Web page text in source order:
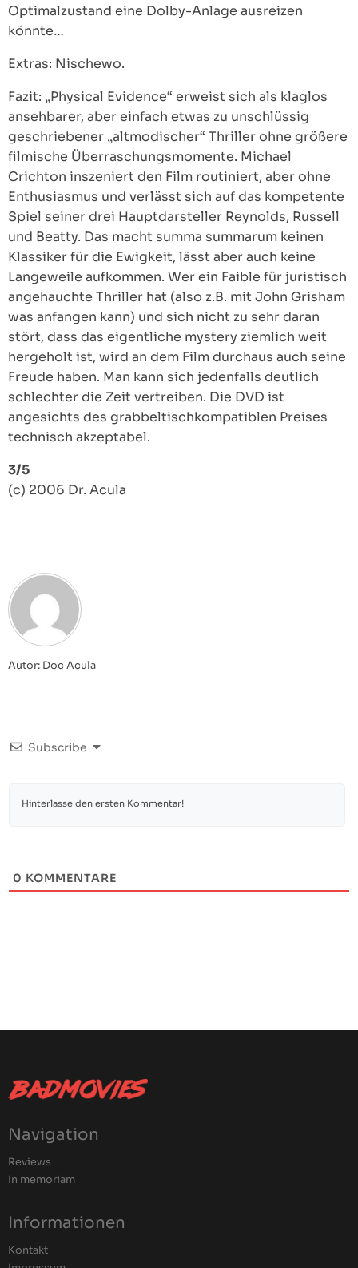
Optimalzustand eine Dolby-Anlage ausreizen
könnte…
Extras: Nischewo.
Fazit: „Physical Evidence“ erweist sich als klaglos
ansehbarer, aber einfach etwas zu unschlüssig
geschriebener „altmodischer“ Thriller ohne größere
filmische Überraschungsmomente. Michael
Crichton inszeniert den Film routiniert, aber ohne
Enthusiasmus und verlässt sich auf das kompetente
Spiel seiner drei Hauptdarsteller Reynolds, Russell
und Beatty. Das macht summa summarum keinen
Klassiker für die Ewigkeit, lässt aber auch keine
Langeweile aufkommen. Wer ein Faible für juristisch
angehauchte Thriller hat (also z.B. mit John Grisham
was anfangen kann) und sich nicht zu sehr daran
stört, dass das eigentliche mystery ziemlich weit
hergeholt ist, wird an dem Film durchaus auch seine
Freude haben. Man kann sich jedenfalls deutlich
schlechter die Zeit vertreiben. Die DVD ist
angesichts des grabbeltischkompatiblen Preises
technisch akzeptabel.
3/5
(c) 2006 Dr. Acula
Autor: Doc Acula
Subscribe
0 KOMMENTARE
Navigation
Reviews
In memoriam
Informationen
Kontakt